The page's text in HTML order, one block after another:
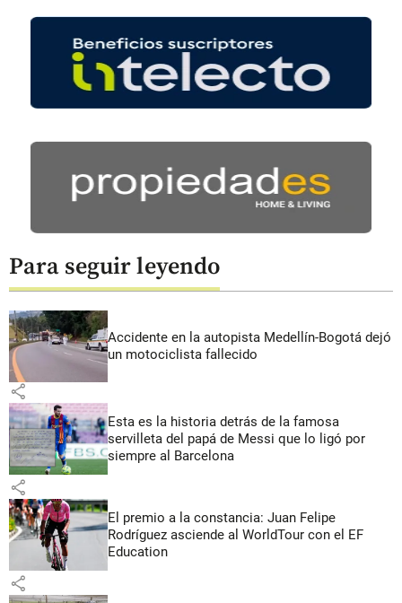
Para seguir leyendo
Accidente en la autopista Medellín-Bogotá dejó
un motociclista fallecido
share
Esta es la historia detrás de la famosa
servilleta del papá de Messi que lo ligó por
siempre al Barcelona
share
El premio a la constancia: Juan Felipe
Rodríguez asciende al WorldTour con el EF
Education
share